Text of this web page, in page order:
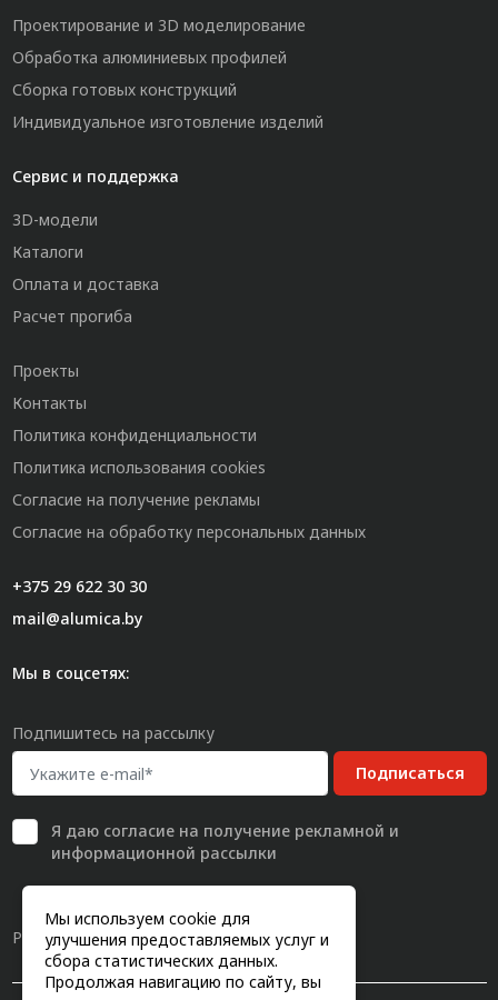
Мы используем cookie для
улучшения предоставляемых услуг и
сбора статистических данных.
Продолжая навигацию по сайту, вы
Проектирование и 3D моделирование
Обработка алюминиевых профилей
Сборка готовых конструкций
Индивидуальное изготовление изделий
Сервис и поддержка
3D-модели
Каталоги
Оплата и доставка
Расчет прогиба
Проекты
Контакты
Политика конфиденциальности
Политика использования cookies
Согласие на получение рекламы
Согласие на обработку персональных данных
+375 29 622 30 30
mail@alumica.by
Мы в соцсетях:
Подпишитесь на рассылку
Подписаться
Я даю согласиена получение рекламной и
информационной рассылки
Разработка сайта